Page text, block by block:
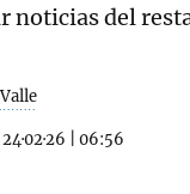
noticias del
24·02·26 06:56